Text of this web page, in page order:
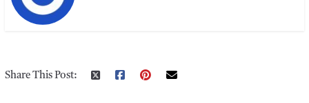
Share This Post: